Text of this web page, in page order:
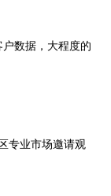
户数据，大程度的
专业市场邀请观